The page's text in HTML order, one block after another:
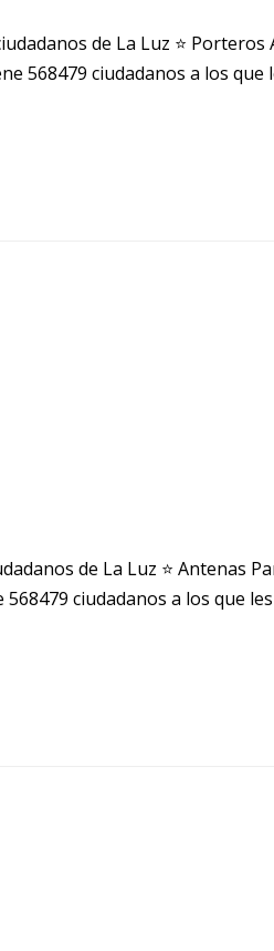
de La Luz ⭐ Porteros
568479 ciudadanos a los que
de La Luz ⭐ Antenas
ciudadanos a los que